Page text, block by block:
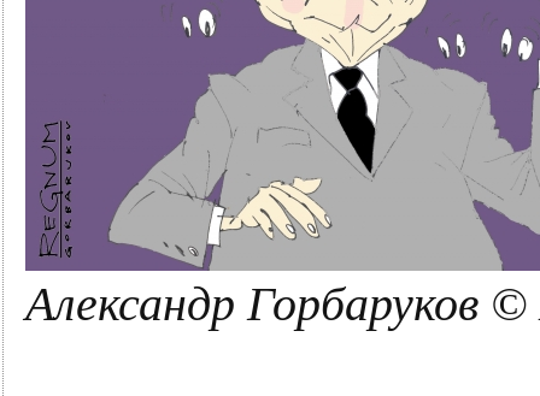
Александр Горбаруков